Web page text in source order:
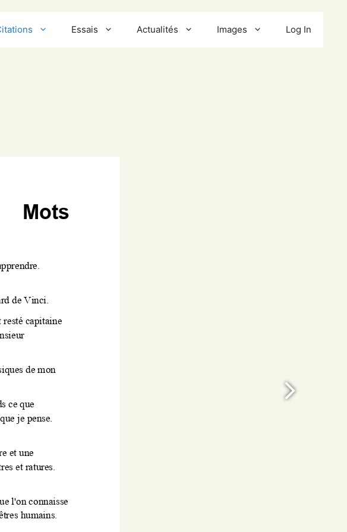
Essais Actualités Images Log In